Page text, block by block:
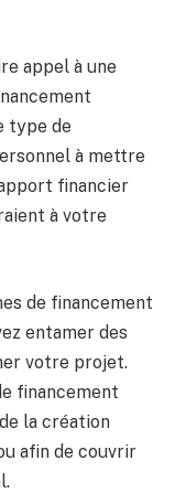
appel à une
type de
à mettre
financier
à votre
de financement
entamer des
votre projet.
financement
la création
afin de couvrir